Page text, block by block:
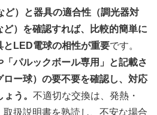
ど）と器具の適合性（調光器対
）を確認すれば、比較的簡単に
とLED電球の相性が重要です。
パルックボール専用」と記載さ
ー球）の要不要を確認し、対応
う。 不適切な交換は、発熱・
扱説明書を熟読し、不安な場合